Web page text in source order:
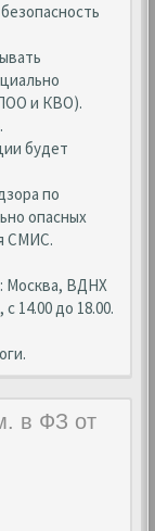
и КВО).
будет
по
опасных
СМИС.
Москва, ВДНХ
14.00 до 18.00.
в ФЗ от